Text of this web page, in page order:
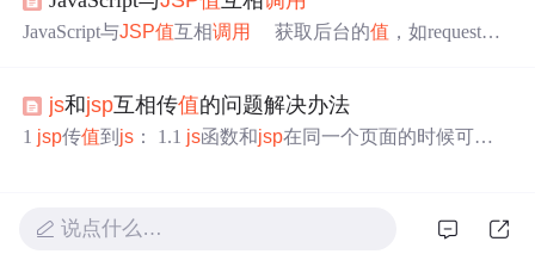
JavaScript与JSP值互相调用 获取后台的值 ，如request对
t; function initRight() ...
js和jsp互相传值的问题解决办法
1 jsp传值到 js ： 1.1 js函数和jsp在同一个页面的时候可以
说点什么…